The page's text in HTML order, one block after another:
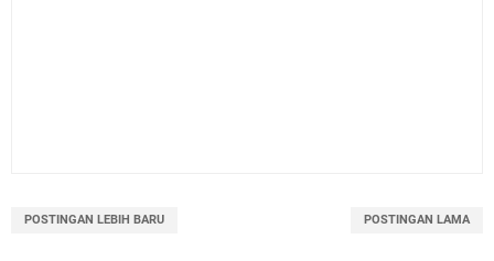
POSTINGAN LEBIH BARU POSTINGAN LAMA